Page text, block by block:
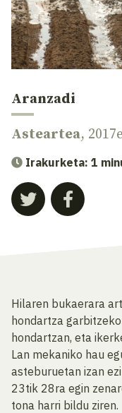
Aranzadi
Asteartea,
Irakurketa: 1
Hilaren bukaerara
hondartza
hondartzan, eta
Lan mekaniko hau
asteburuetan izan
23tik 28ra egin
tona harri bildu ziren.